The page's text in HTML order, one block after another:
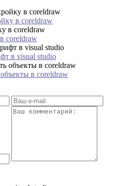
в coreldraw
coreldraw
в visual studio
в coreldraw